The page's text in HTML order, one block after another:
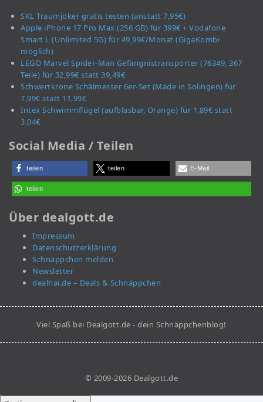
SKL Traumjoker gratis testen (anstatt 7,95€)
Apple iPhone 17 Pro Max (256 GB) für 399€ + Vodafone
Smart L (Unlimited 5G) für 49,99€/Monat (GigaKombi
möglich)
LEGO Marvel Spider-Man Gefängnistransporter (76349, 367
Teile) für 32,99€ statt 39,49€
Schwertkrone Schälmesser 6er-Set (Made in Solingen) für
7,99€ statt 11,99€
Intex Schwimmflügel (aufblasbar, Orange) für 1,89€ statt
3,04€
Social Media / Teilen
teilen teilen E-Mail
teilen
Über dealgott.de
Impressum
Datenschutzerklärung
Schnäppchen melden
Newsletter
dealhai.de – Deals & Schnäppchen
Viel Spaß bei Dealgott.de - dein Schnäppchenblog!
© 2009-2026 Dealgott.de